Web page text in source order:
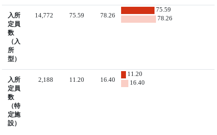
入所
定員
数
（入
所
型）
14,772 75.59 78.26
75.59
78.26
入所
定員
数
（特
定施
設）
2,188 11.20 16.40
11.20
16.40